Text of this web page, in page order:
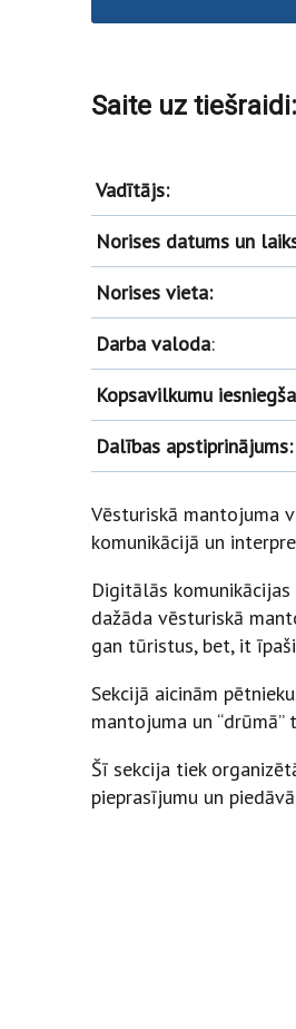
Saite uz tiešraidi:
Vadītājs:
Norises datums un
Norises vieta:
Darba valoda:
Kopsavilkumu
Dalības apstiprinājums:
Vēsturiskā mantojuma
komunikācijā un
Digitālās
dažāda vēsturiskā
gan tūristus, bet, it
Sekcijā aicinām
mantojuma un
Šī sekcija tiek
pieprasījumu un